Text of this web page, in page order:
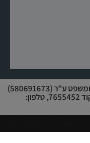
אתר זה משוייך לעמותת לב וחסד הוראה ומשפט ע"ר (580691673)
רחוב קפרא מנשה, 39, רחובות, מיקוד 7655452, טלפון: